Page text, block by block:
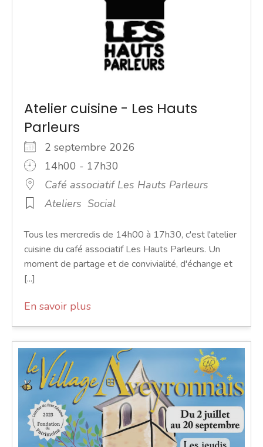
Atelier cuisine - Les Hauts
Parleurs
2 septembre 2026
14h00 - 17h30
Café associatif Les Hauts Parleurs
Ateliers Social
Tous les mercredis de 14h00 à 17h30, c'est l'atelier
cuisine du café associatif Les Hauts Parleurs. Un
moment de partage et de convivialité, d'échange et
[...]
En savoir plus